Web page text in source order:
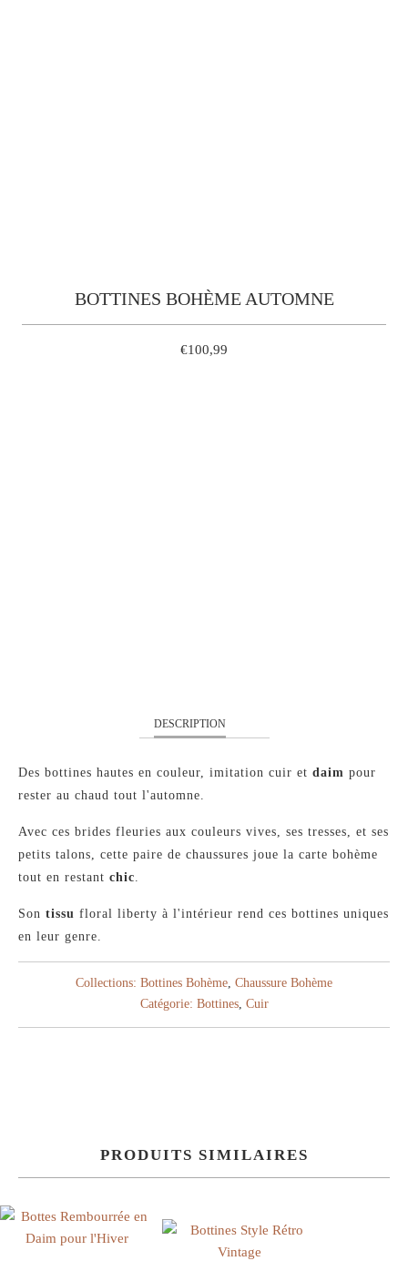
BOTTINES BOHÈME AUTOMNE
€100,99
DESCRIPTION
Des bottines hautes en couleur, imitation cuir et daim pour
rester au chaud tout l'automne.
Avec ces brides fleuries aux couleurs vives, ses tresses, et ses
petits talons, cette paire de chaussures joue la carte bohème
tout en restant chic.
Son tissu floral liberty à l'intérieur rend ces bottines uniques
en leur genre.
Collections: Bottines Bohème, Chaussure Bohème
Catégorie: Bottines, Cuir
PRODUITS SIMILAIRES